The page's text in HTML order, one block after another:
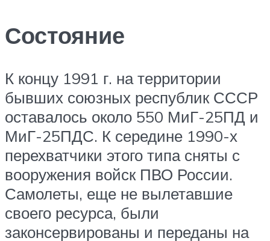
Состояние
К концу 1991 г. на территории
бывших союзных республик СССР
оставалось около 550 МиГ-25ПД и
МиГ-25ПДС. К середине 1990-х
перехватчики этого типа сняты с
вооружения войск ПВО России.
Самолеты, еще не вылетавшие
своего ресурса, были
законсервированы и переданы на